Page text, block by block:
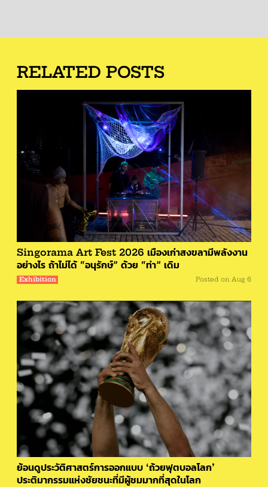
RELATED POSTS
Singorama Art Fest 2026 เมืองเก่าสงขลามีพลังงาน
อย่างไร ถ้าไม่ได้ “อนุรักษ์” ด้วย “ท่า” เดิม
Exhibition Posted on Aug 6
ย้อนดูประวัติศาสตร์การออกแบบ ‘ถ้วยฟุตบอลโลก’
ประติมากรรมแห่งชัยชนะที่มีผู้ชมมากที่สุดในโลก